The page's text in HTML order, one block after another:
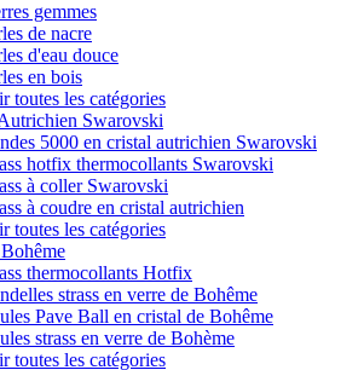
gemmes
de nacre
d'eau douce
en bois
toutes les catégories
Swarovski
5000 en cristal autrichien Swarovski
hotfix thermocollants Swarovski
à coller Swarovski
à coudre en cristal autrichien
toutes les catégories
thermocollants Hotfix
strass en verre de Bohême
Pave Ball en cristal de Bohême
strass en verre de Bohème
toutes les catégories